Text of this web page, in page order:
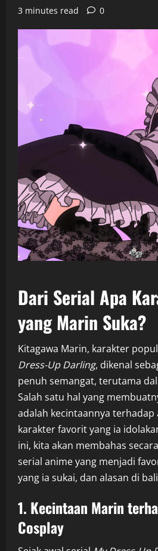
3 minutes read
0
Dari Serial Apa
yang Marin Suka?
Kitagawa Marin, karakter
Dress-Up Darling, dikenal
penuh semangat, terutama
Salah satu hal yang
adalah kecintaannya
karakter favorit yang ia
ini, kita akan membahas
serial anime yang menjadi
yang ia sukai, dan alasan di
1. Kecintaan Marin
Cosplay